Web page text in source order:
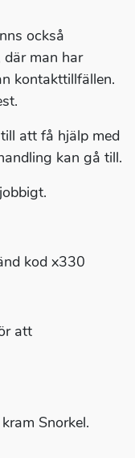
också
där man har
kontakttillfällen.
att få hjälp med
kan gå till.
kod x330
att
Snorkel.